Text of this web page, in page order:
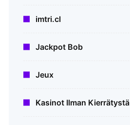
imtri.cl
Jackpot Bob
Jeux
Kasinot Ilman Kierrätystä